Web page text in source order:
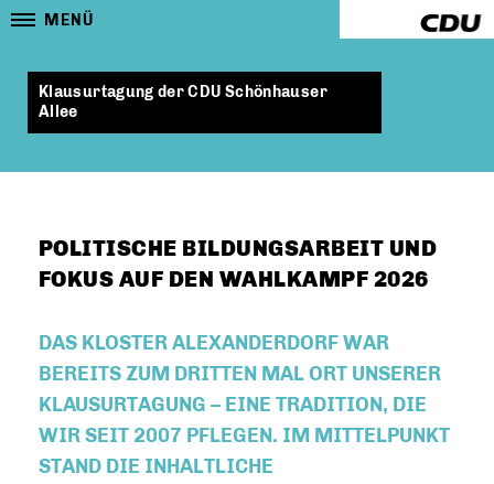
MENÜ
Klausurtagung der CDU Schönhauser
Allee
POLITISCHE BILDUNGSARBEIT UND
FOKUS AUF DEN WAHLKAMPF 2026
DAS KLOSTER ALEXANDERDORF WAR
BEREITS ZUM DRITTEN MAL ORT UNSERER
KLAUSURTAGUNG – EINE TRADITION, DIE
WIR SEIT 2007 PFLEGEN. IM MITTELPUNKT
STAND DIE INHALTLICHE